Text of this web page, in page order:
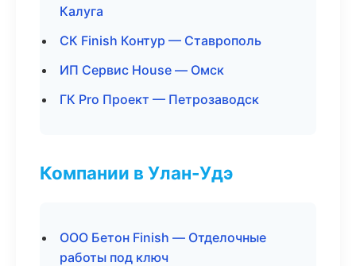
Калуга
СК Finish Контур — Ставрополь
ИП Сервис House — Омск
ГК Pro Проект — Петрозаводск
Компании в Улан-Удэ
ООО Бетон Finish — Отделочные
работы под ключ